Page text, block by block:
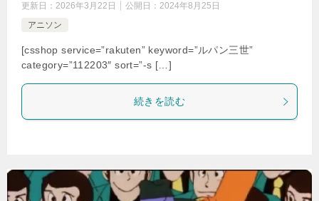
更新日： 2026年3月22日 公開日： 2024年8月25日
アニソン
[csshop service=”rakuten” keyword=”ルパン三世”
category=”112203″ sort=”-s […]
続きを読む